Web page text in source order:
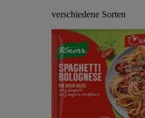
verschiedene Sorten